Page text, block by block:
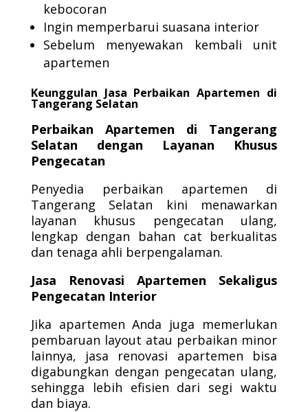
kebocoran
Ingin memperbarui suasana interior
Sebelum menyewakan kembali unit
apartemen
Keunggulan Jasa Perbaikan Apartemen di
Tangerang Selatan
Perbaikan Apartemen di Tangerang
Selatan dengan Layanan Khusus
Pengecatan
Penyedia perbaikan apartemen di
Tangerang Selatan kini menawarkan
layanan khusus pengecatan ulang,
lengkap dengan bahan cat berkualitas
dan tenaga ahli berpengalaman.
Jasa Renovasi Apartemen Sekaligus
Pengecatan Interior
Jika apartemen Anda juga memerlukan
pembaruan layout atau perbaikan minor
lainnya, jasa renovasi apartemen bisa
digabungkan dengan pengecatan ulang,
sehingga lebih efisien dari segi waktu
dan biaya.